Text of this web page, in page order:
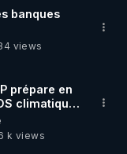
banques
views
prépare en
climatique,
k views